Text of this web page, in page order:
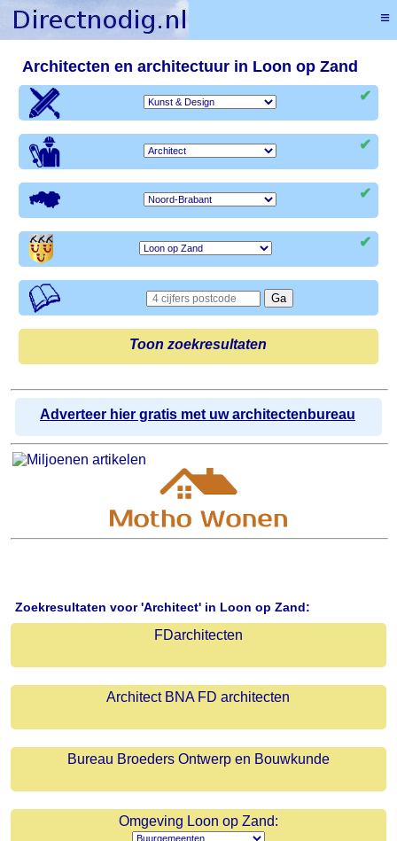
Architecten en architectuur in Loon op Zand
✔
✔
✔
✔
Toon zoekresultaten
Adverteer hier gratis met uw architectenbureau
Zoekresultaten voor 'Architect' in Loon op Zand:
FDarchitecten
Architect BNA FD architecten
Bureau Broeders Ontwerp en Bouwkunde
Omgeving Loon op Zand:
≡